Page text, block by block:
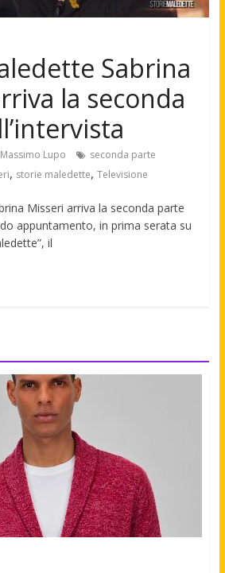
Sabrina
la seconda
Massimo Lupo
seconda parte
, storie maledette, Televisione
Misseri arriva la seconda parte
appuntamento, in prima serata su
il